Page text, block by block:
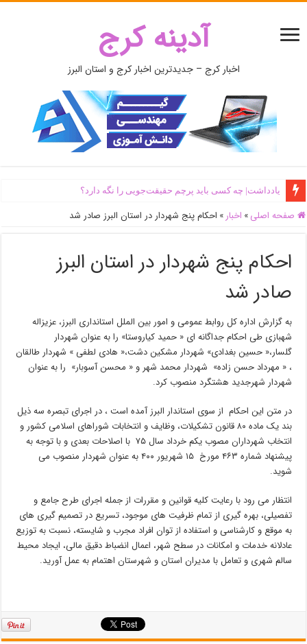
آدینه کرج
اخبار کرج – جدیدترین اخبار کرج و استان البرز
یادداشت| ‌چه کسی باید پرچم حقیقت‌جویی را نگه دارد؟
صفحه اصلی » اخبار » احکام پنج شهردار در استان البرز صادر شد
احکام پنج شهردار در استان البرز
صادر شد
به گزارش اداره کل روابط عمومی و امور بین الملل استانداری البرز، عزیزاله
شهبازی طی احکام جداگانه ای « حمید کیاروستا» را به عنوان شهردار
گلسار،« حسین بغدادی» شهردار مشکین دشت،« هادی لطفی » شهردار طالقان
، « مهرداد حسن زاده» شهردار محمد شهر و « محسن آسوبار» را به عنوان
شهردار شهرجدید هشتگرد منصوب کرد.
در متن این احکام از سوی استاندار البرز آمده است ، در اجرای تبصره سه ذیل
بند یک ماده ۸۰ قانون تشکیلات، وظایف و انتخابات شوراهای اسلامی کشور و
انتخاب شهرداران مصوب یکم خرداد سال ۷۵ با اصلاحات بعدی و با توجه به
پیشنهاد شماره ۴۶۳ مورخ ۱۵ شهریور ۴۰۰ به عنوان شهردار منصوب می
شوید.
انتظار می رود با رعایت کلیه قوانین و مقررات از جمله اجرای طرح جامع و
تفصیلی، بهره گیری از تمام ظرفیت های موجود، تسریع در تصمیم گیری های
به موقع و کارشناسی و استفاده از توان افراد مجرب و شایسته، نسبت به توزیع
عادلانه خدمات و امکانات در سطح شهر، اعمال انضباط دقیق مالی، ایجاد محیط
سالم شهری و تعامل با مدیران استان و شهرستان اهتمام به عمل آورید.